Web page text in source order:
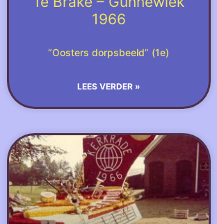
1966
“Oosters dorpsbeeld” (1e)
LEES VERDER »